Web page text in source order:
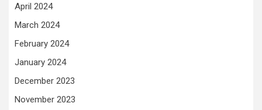
April 2024
March 2024
February 2024
January 2024
December 2023
November 2023